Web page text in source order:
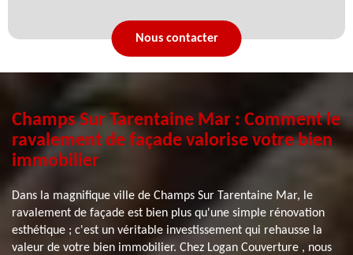
Nous contacter
Champs Sur Tarentaine Mar : Comment le
ravalement de façade valorise votre bien
immobilier
Dans la magnifique ville de Champs Sur Tarentaine Mar, le
ravalement de façade est bien plus qu'une simple rénovation
esthétique ; c'est un véritable investissement qui rehausse la
valeur de votre bien immobilier. Chez Logan Couverture , nous